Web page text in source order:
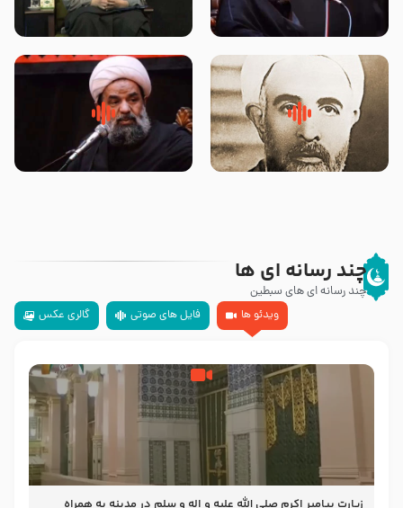
روضه جانسوز پاره های جگر امام
حسن مجتبی علیه السلام-حجت
لقب حضرت رقیه سلام الله علیها به
چه معناست – حجت الاسلام علوی
روضه‌ی مجلس یزید ملعون و
اسارت اهل‌بیت علیهم‌السلام –
سلام جوانی که امام حسین علیه
السلام خودش جوابش را دادند
چند رسانه ای ها
چند رسانه ای های سبطین
ویدئو ها
فایل های صوتی گالری عکس
زیارت پیامبر اکرم صلی الله علیه و اله و سلم در مدینه به همراه